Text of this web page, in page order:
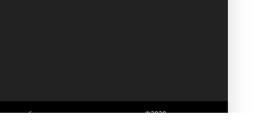
посебен договор со основачот на порталот. ©2020,